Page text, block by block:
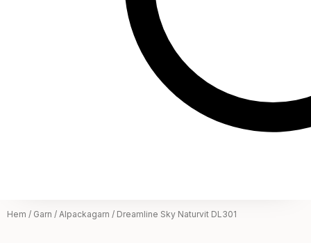
Hem / Garn / Alpackagarn / Dreamline Sky Naturvit DL301